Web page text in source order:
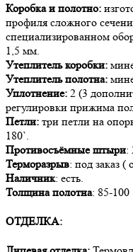
Коробка и полотно:
профиля сложного
специализированном
1,5 мм.
Утеплитель коробки:
Утеплитель полотна:
Уплотнение: 2 (3
регулировки прижима
Петли: три петли на
180`.
Противосъёмные штыри:
Терморазрыв: под заказ (
Наличник: есть.
Толщина полотна: 85-
ОТДЕЛКА: